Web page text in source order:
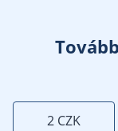
2 CZK